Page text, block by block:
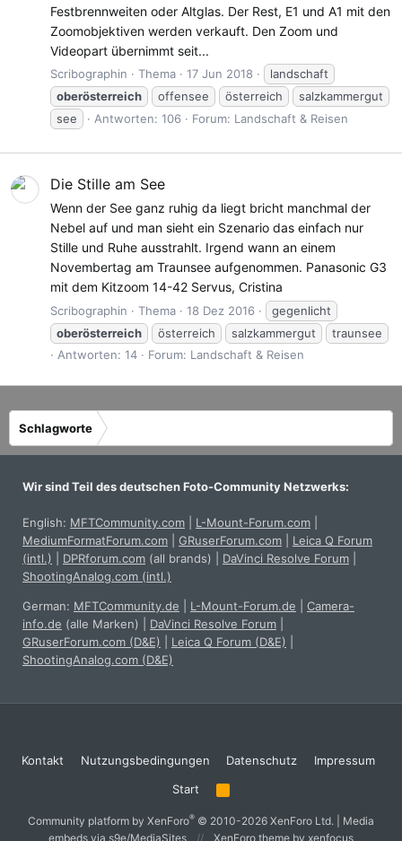
Festbrennweiten oder Altglas. Der Rest, E1 und A1 mit den
Zoomobjektiven werden verkauft. Den Zoom und
Videopart übernimmt seit...
Scribographin Thema 17 Jun 2018
landschaft
oberösterreich
offensee österreich
salzkammergut
see
Antworten: 106 Forum: Landschaft & Reisen
Die Stille am See
Wenn der See ganz ruhig da liegt bricht manchmal der
Nebel auf und man sieht ein Szenario das einfach nur
Stille und Ruhe ausstrahlt. Irgend wann an einem
Novembertag am Traunsee aufgenommen. Panasonic G3
mit dem Kitzoom 14-42 Servus, Cristina
Scribographin Thema 18 Dez 2016
gegenlicht
oberösterreich
österreich salzkammergut
traunsee
Antworten: 14
Forum: Landschaft & Reisen
Schlagworte
Wir sind Teil des deutschen Foto-Community Netzwerks:
English: MFTCommunity.com L-Mount-Forum.com
MediumFormatForum.com
GRuserForum.com
Leica Q Forum
(intl.)
DPRforum.com (all brands) DaVinci Resolve Forum
ShootingAnalog.com (intl.)
German: MFTCommunity.de L-Mount-Forum.de
Camera-
info.de (alle Marken) DaVinci Resolve Forum
GRuserForum.com (D&E)
Leica Q Forum (D&E)
ShootingAnalog.com (D&E)
Kontakt Nutzungsbedingungen Datenschutz
Impressum
Start
R
S
Community platform by XenForo® © 2010-2026 XenForo Ltd.
Media
embeds via s9e/MediaSites
XenForo theme by xenfocus